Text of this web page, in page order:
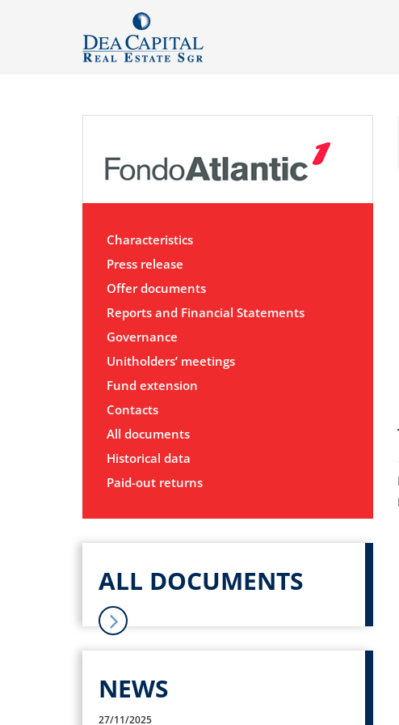
Characteristics
Press release
Offer documents
Reports and Financial Statements
Governance
Unitholders’ meetings
Fund extension
Contacts
All documents
Historical data
Paid-out returns
ALL DOCUMENTS
NEWS
27/11/2025